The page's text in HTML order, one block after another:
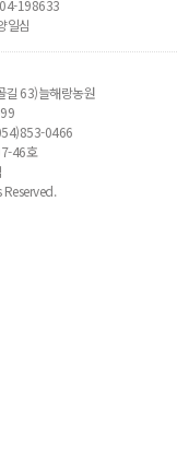
198633
일심
길 63)늘해랑농원
0466
46호